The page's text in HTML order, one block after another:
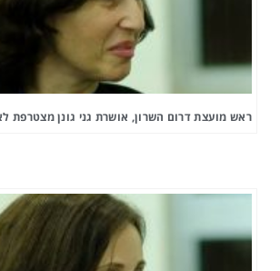
ראש מועצת דרום השרון, אושרת גני גונן מצטרפת